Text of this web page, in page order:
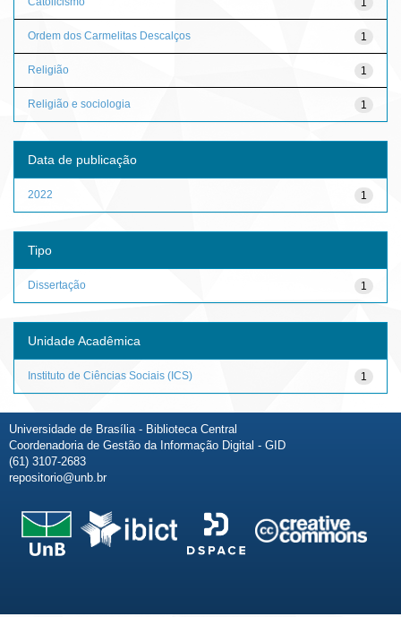
1
Ordem dos Carmelitas Descalços
1
Religião
1
Religião e sociologia
Data de publicação
1
2022
Tipo
1
Dissertação
Unidade Acadêmica
1
Instituto de Ciências Sociais (ICS)
Universidade de Brasília - Biblioteca Central
Coordenadoria de Gestão da Informação Digital - GID
(61) 3107-2683
repositorio@unb.br